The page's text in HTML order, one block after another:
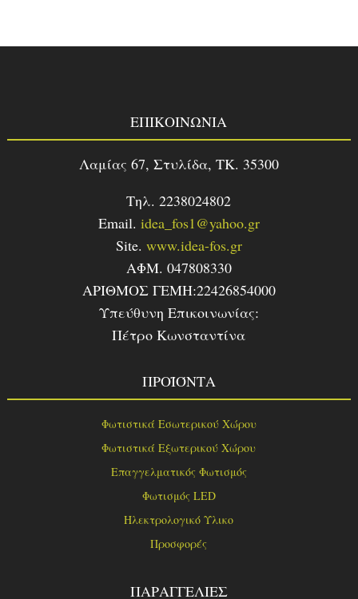
ΕΠΙΚΟΙΝΩΝΙΑ
Λαμίας 67, Στυλίδα, TK. 35300
Τηλ. 2238024802
Email. idea_fos1@yahoo.gr
Site. www.idea-fos.gr
ΑΦΜ. 047808330
ΑΡΙΘΜΟΣ ΓΕΜΗ:22426854000
Υπεύθυνη Επικοινωνίας:
Πέτρο Κωνσταντίνα
ΠΡΟΪΌΝΤΑ
Φωτιστικά Εσωτερικού Χώρου
Φωτιστικά Εξωτερικού Χώρου
Επαγγελματικός Φωτισμός
Φωτισμός LED
Ηλεκτρολογικό Υλικο
Προσφορές
ΠΑΡΑΓΓΕΛΙΕΣ